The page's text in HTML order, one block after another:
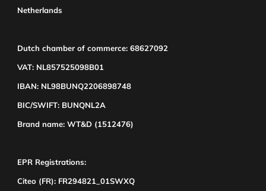
Netherlands
Dutch chamber of commerce: 68627092
VAT: NL857525098B01
IBAN: NL98BUNQ2206898748
BIC/SWIFT: BUNQNL2A
Brand name: WT&D (1512476)
EPR Registrations:
Citeo (FR): FR294821_01SWXQ